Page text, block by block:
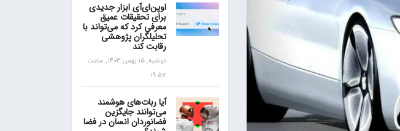
اوپن‌ای‌آی ابزار جدیدی
برای تحقیقات عمیق
معرفی کرد که می‌تواند با
تحلیلگران پژوهشی
رقابت کند
دوشنبه, 15 بهمن 1403, ساعت
19:57
آیا ربات‌های هوشمند
می‌توانند جایگزین
فضانوردان انسان در فضا